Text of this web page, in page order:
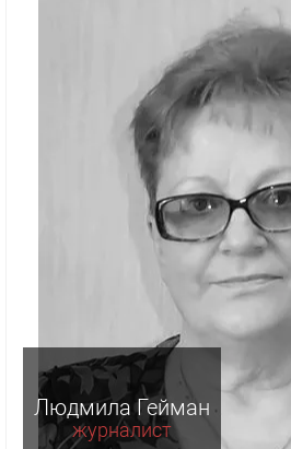
Людмила Гейман
журналист